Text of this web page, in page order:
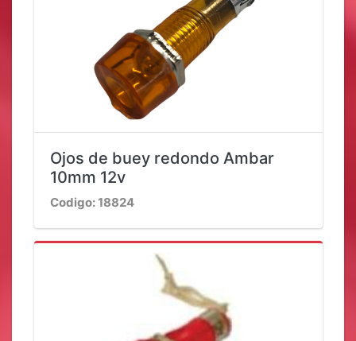
Ojos de buey redondo Ambar
10mm 12v
Codigo: 18824